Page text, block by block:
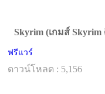
Skyrim (เกมส์
ฟรีแวร์
ดาวน์โหลด : 5,156